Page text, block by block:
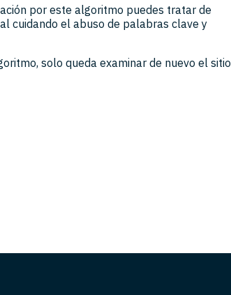
por este algoritmo puedes tratar de
cuidando el abuso de palabras clave y
solo queda examinar de nuevo el sitio